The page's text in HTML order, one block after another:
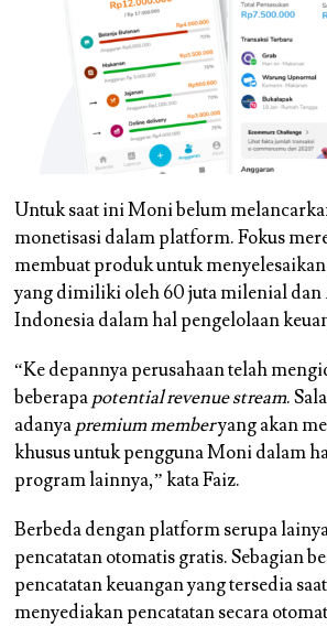
Untuk saat ini Moni belum
monetisasi dalam platform. Fokus
membuat produk untuk
yang dimiliki oleh 60 juta milenial dan
Indonesia dalam hal pengelolaan
“Ke depannya perusahaan telah
beberapapotential revenue stream.
adanyapremium memberyang akan
khusus untuk pengguna Moni dalam
program lainnya,” kata Faiz.
Berbeda dengan platform serupa
pencatatan otomatis gratis. Sebagian
pencatatan keuangan yang tersedia
menyediakan pencatatan secara